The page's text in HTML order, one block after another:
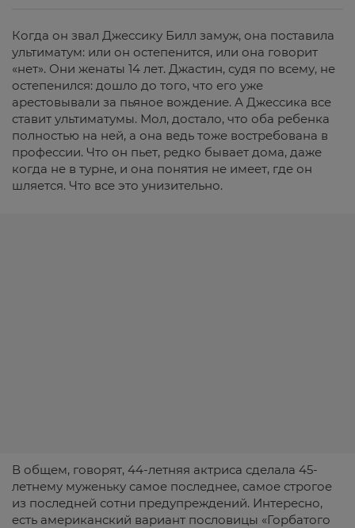
Когда он звал Джессику Билл замуж, она поставила
ультиматум: или он остепенится, или она говорит
«нет». Они женаты 14 лет. Джастин, судя по всему, не
остепенился: дошло до того, что его уже
арестовывали за пьяное вождение. А Джессика все
ставит ультиматумы. Мол, достало, что оба ребенка
полностью на ней, а она ведь тоже востребована в
профессии. Что он пьет, редко бывает дома, даже
когда не в турне, и она понятия не имеет, где он
шляется. Что все это унизительно.
В общем, говорят, 44-летняя актриса сделала 45-
летнему муженьку самое последнее, самое строгое
из последней сотни предупреждений. Интересно,
есть американский вариант пословицы «Горбатого